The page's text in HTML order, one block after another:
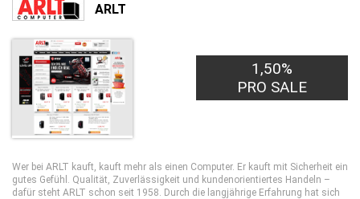
ARLT
1,50%
PRO SALE
Wer bei ARLT kauft, kauft mehr als einen Computer. Er kauft mit Sicherheit ein
gutes Gefühl. Qualität, Zuverlässigkeit und kundenorientiertes Handeln –
dafür steht ARLT schon seit 1958. Durch die langjährige Erfahrung hat sich